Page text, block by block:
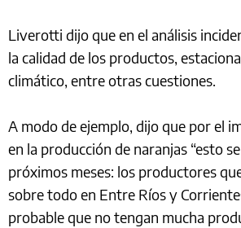
Liverotti dijo que en el análisis
la calidad de los productos,
climático, entre otras cuestiones.
A modo de ejemplo, dijo que por el
en la producción de naranjas “esto
próximos meses: los productores
sobre todo en Entre Ríos y
probable que no tengan mucha